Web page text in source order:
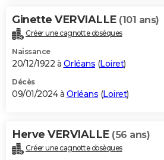
Ginette VERVIALLE (101 ans)
Créer une cagnotte obsèques
Naissance
20/12/1922 à Orléans (Loiret)
Décès
09/01/2024 à Orléans (Loiret)
Herve VERVIALLE (56 ans)
Créer une cagnotte obsèques